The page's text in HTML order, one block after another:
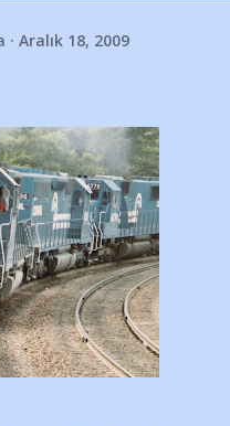
Aralık 18, 2009